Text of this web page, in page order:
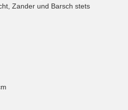
Zander und Barsch stets